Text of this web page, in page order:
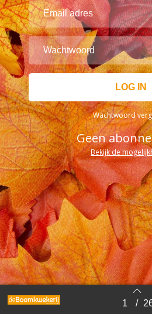
Wachtwoord
Geen
Bekijk de
Terug naar overzicht 1 /